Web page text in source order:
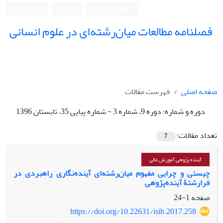
فصلنامه مطالعات میان‌رشته‌ای در علوم انسانی
صفحه اصلی
فهرست مقالات
دوره و شماره:دوره 9، شماره 3 - شماره پیاپی 35، تابستان 1396
تعداد مقالات:
7
آینده پژوهی آموزش عالی
چیستی و چرایی مفهوم میان‌رشته‌ای آینده‌نگاری راهبردی در
فرارشتۀ آینده‌پژوهی
صفحه1-24
https://doi.org/10.22631/isih.2017.258